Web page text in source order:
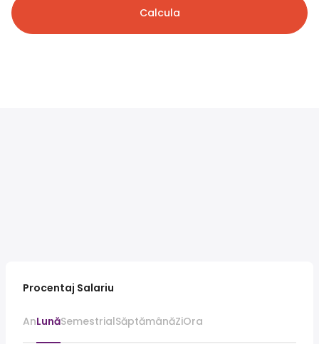
Calcula
Procentaj Salariu
AnLunăSemestrialSăptămânăZiOra